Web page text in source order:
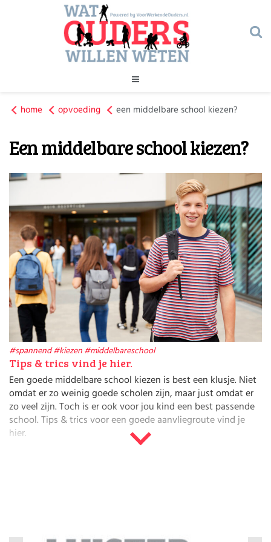
Gezondheid
Kinderopvang
Onderwijs
Opvoeding
Veiligheid
Verlof
Werk
Geld
Gezondheid
Huishouden
Kinderopvang
Onderwijs
Opvoeding
Ouderschap
Veiligheid
Verlof
Werk
Onderwijs
home opvoeding een middelbare school kiezen?
Een middelbare school kiezen?
#spannend #kiezen #middelbareschool
Tips & trics vind je hier.
Een goede middelbare school kiezen is best een klusje. Niet
omdat er zo weinig goede scholen zijn, maar just omdat er
zo veel zijn. Toch is er ook voor jou kind een best passende
school. Tips & trics voor een goede aanvliegroute vind je
hier.
eventuele lotingen op ‘populaire’ scholen – wat jij zelf